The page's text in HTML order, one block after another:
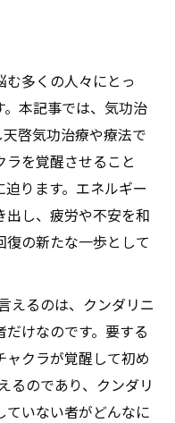
多くの人々にとっ
本記事では、気功治
啓気功治療や療法で
を覚醒させること
ります。エネルギー
出し、疲労や不安を和
の新たな一歩として
えるのは、クンダリニ
けなのです。要する
クラが覚醒して初め
るのであり、クンダリ
ていない者がどんなに